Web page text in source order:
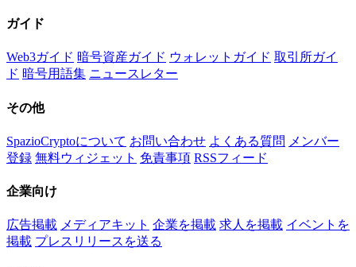
ガイド
Web3ガイド 暗号資産ガイド ウォレットガイド 取引所ガイ
ド 暗号用語集 ニュースレター
その他
SpazioCryptoについて お問い合わせ よくある質問 メンバー
登録 無料ウィジェット 免責事項 RSSフィード
企業向け
広告掲載 メディアキット 企業を掲載 求人を掲載 イベントを
掲載 プレスリリースを送る